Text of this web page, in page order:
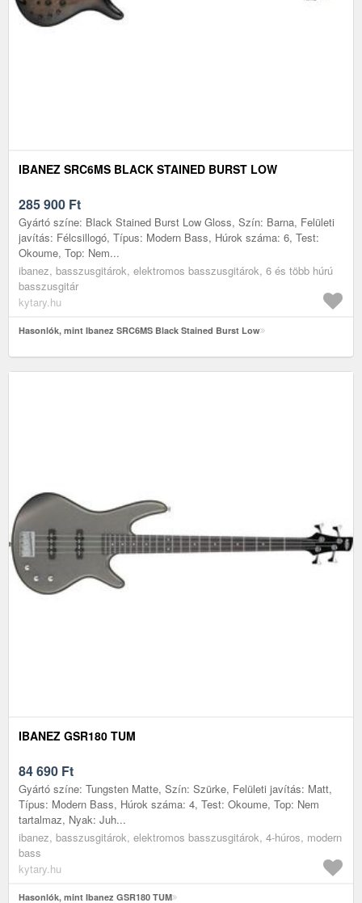
IBANEZ SRC6MS BLACK STAINED BURST LOW
285 900 Ft
Gyártó színe: Black Stained Burst Low Gloss, Szín: Barna, Felületi
javítás: Félcsillogó, Típus: Modern Bass, Húrok száma: 6, Test:
Okoume, Top: Nem...
ibanez, basszusgitárok, elektromos basszusgitárok, 6 és több húrú
basszusgitár
kytary.hu
Hasonlók, mint Ibanez SRC6MS Black Stained Burst Low
IBANEZ GSR180 TUM
84 690 Ft
Gyártó színe: Tungsten Matte, Szín: Szürke, Felületi javítás: Matt,
Típus: Modern Bass, Húrok száma: 4, Test: Okoume, Top: Nem
tartalmaz, Nyak: Juh...
ibanez, basszusgitárok, elektromos basszusgitárok, 4-húros, modern
bass
kytary.hu
Hasonlók, mint Ibanez GSR180 TUM